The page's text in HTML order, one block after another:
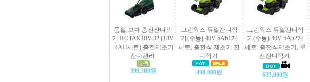
품절,보쉬 충전잔디깍
기 ROTAK18V-32 (18V
-4AH세트) 충전제초기
잔다관리
399,300원
그린웍스 듀얼잔디깍
기(수동) 40V-5Ah1개
세트, 충전식 제초기 잔
디깍기
498,000원
그린웍스 듀얼잔디깍
기(수동) 40V-5Ah2개
세트. 충전식제초기, 무
선잔디깍기
603,000원